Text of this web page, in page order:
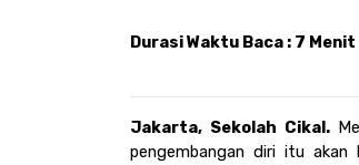
Durasi Waktu Baca : 7 Menit
Jakarta, Sekolah Cikal.
pengembangan diri itu akan